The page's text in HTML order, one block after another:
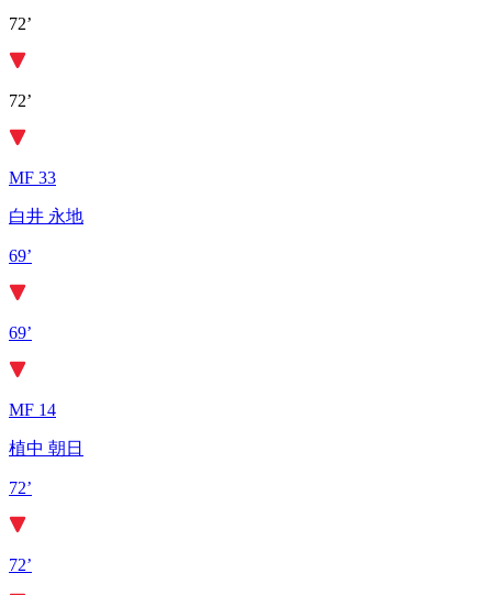
72’
72’
MF 33
白井 永地
69’
69’
MF 14
植中 朝日
72’
72’